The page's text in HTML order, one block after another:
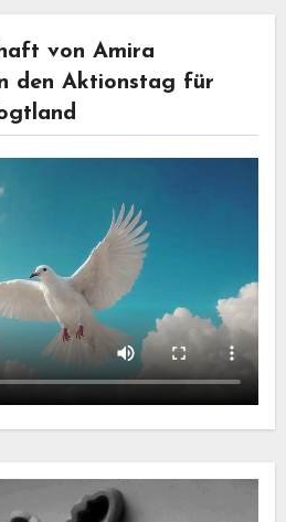
von Amira
den Aktionstag für